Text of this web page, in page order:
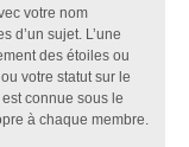
votre nom
d’un sujet. L’une
des étoiles ou
votre statut sur le
connue sous le
à chaque membre.